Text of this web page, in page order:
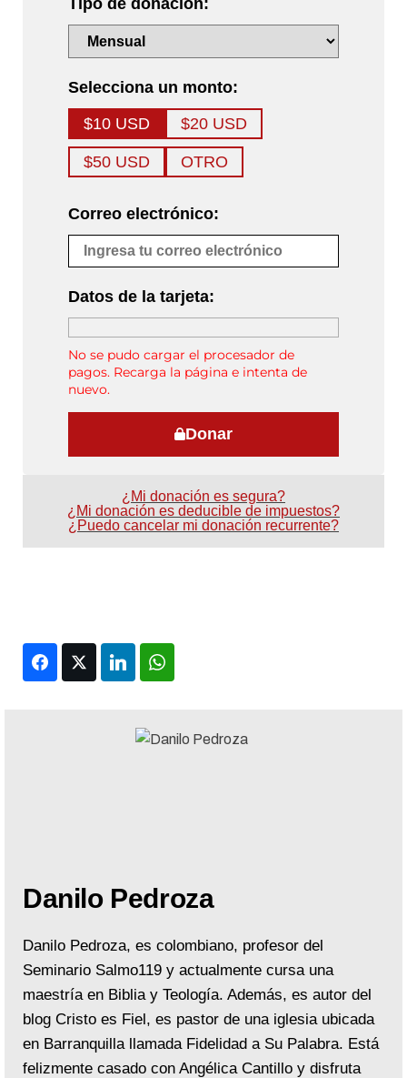
Selecciona un monto:
$10 USD
$20 USD
$50 USD OTRO
Correo electrónico:
Datos de la tarjeta:
No se pudo cargar el procesador de
pagos. Recarga la página e intenta de
nuevo.
Donar
¿Mi donación es segura?
¿Mi donación es deducible de impuestos?
¿Puedo cancelar mi donación recurrente?
FacebookTwitter LinkedIn
Danilo Pedroza
Danilo Pedroza, es colombiano, profesor del
Seminario Salmo119 y actualmente cursa una
maestría en Biblia y Teología. Además, es autor del
blog Cristo es Fiel, es pastor de una iglesia ubicada
en Barranquilla llamada Fidelidad a Su Palabra. Está
felizmente casado con Angélica Cantillo y disfruta